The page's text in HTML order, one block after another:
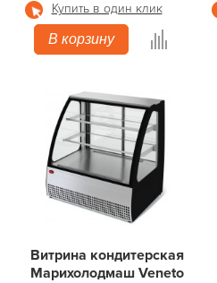
Купить в один клик
В корзину
Витрина кондитерская
Марихолодмаш Veneto